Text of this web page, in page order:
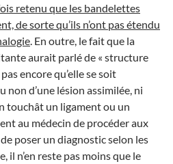
retenu que les bandelettes
de sorte qu’ils n’ont pas étendu
. En outre, le fait que la
aurait parlé de « structure
encore qu’elle se soit
non d’une lésion assimilée, ni
touchât un ligament ou un
au médecin de procéder aux
poser un diagnostic selon les
il n’en reste pas moins que le